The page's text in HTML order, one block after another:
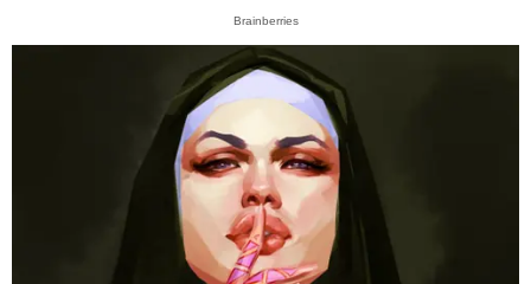
Brainberries